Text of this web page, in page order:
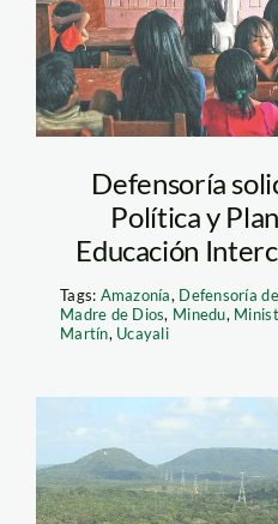
Defensoría
Política y
Educación
Tags: Amazonía, Defensoría
Madre de Dios, Minedu,
Martín, Ucayali
torres